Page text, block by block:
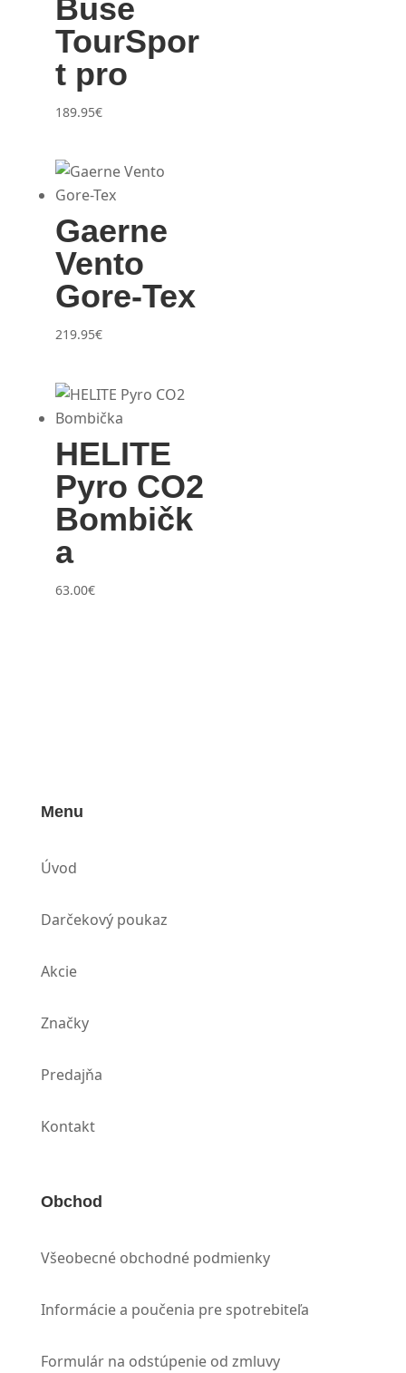
Büse
TourSpor
t pro
189.95€
Gaerne
Vento
Gore-Tex
219.95€
HELITE
Pyro CO2
Bombičk
a
63.00€
Menu
Úvod
Darčekový poukaz
Akcie
Značky
Predajňa
Kontakt
Obchod
Všeobecné obchodné podmienky
Informácie a poučenia pre spotrebiteľa
Formulár na odstúpenie od zmluvy